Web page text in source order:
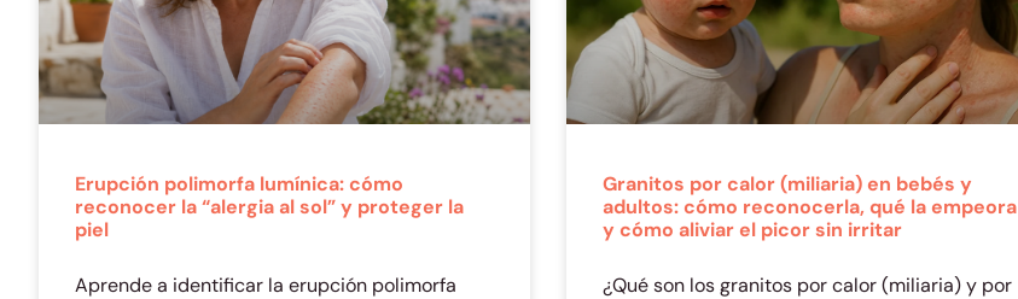
Erupción polimorfa lumínica: cómo
reconocer la “alergia al sol” y proteger la
piel
Aprende a identificar la erupción polimorfa
Granitos por calor (miliaria) en bebés y
adultos: cómo reconocerla, qué la empeora
y cómo aliviar el picor sin irritar
¿Qué son los granitos por calor (miliaria) y por